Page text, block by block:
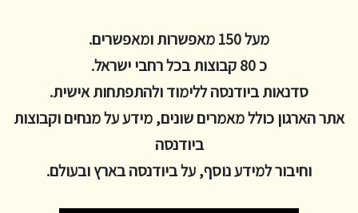
מעל 150 מאפשרות ומאפשרים.
כ 80 קבוצות בכל רחבי ישראל.
סדנאות ביודנסה ללימוד ולהתפתחות אישית.
אתר הארגון כולל מאמרים שונים, מידע על מנחים וקבוצות
ביודנסה
וחיבור למידע נוסף, על ביודנסה בארץ ובעולם.